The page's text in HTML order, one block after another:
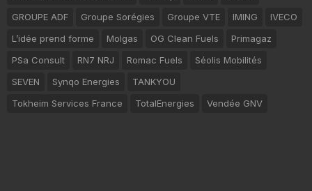
GROUPE ADF
Groupe Sorégies Groupe VTE IMING
IVECO
L’idée prend forme
Molgas OG Clean Fuels
Primagaz
PSa Consult
RN7 NRJ Romac Fuels
Séolis Mobilités
SEVEN
Synqo Energies
TANKYOU
Tokheim Services France
TotalEnergies Vendée GNV